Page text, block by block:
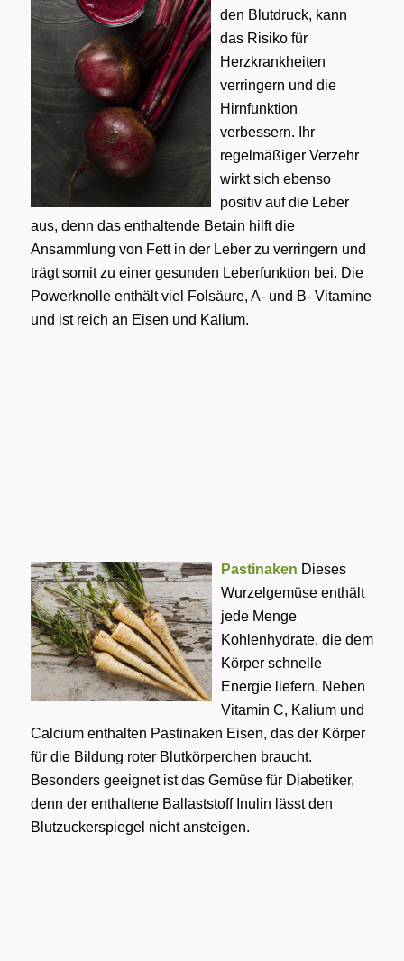
den Blutdruck, kann
das Risiko für
Herzkrankheiten
verringern und die
Hirnfunktion
verbessern. Ihr
regelmäßiger Verzehr
wirkt sich ebenso
positiv auf die Leber
aus, denn das enthaltende Betain hilft die
Ansammlung von Fett in der Leber zu verringern und
trägt somit zu einer gesunden Leberfunktion bei. Die
Powerknolle enthält viel Folsäure, A- und B- Vitamine
und ist reich an Eisen und Kalium.
Pastinaken Dieses
Wurzelgemüse enthält
jede Menge
Kohlenhydrate, die dem
Körper schnelle
Energie liefern. Neben
Vitamin C, Kalium und
Calcium enthalten Pastinaken Eisen, das der Körper
für die Bildung roter Blutkörperchen braucht.
Besonders geeignet ist das Gemüse für Diabetiker,
denn der enthaltene Ballaststoff Inulin lässt den
Blutzuckerspiegel nicht ansteigen.